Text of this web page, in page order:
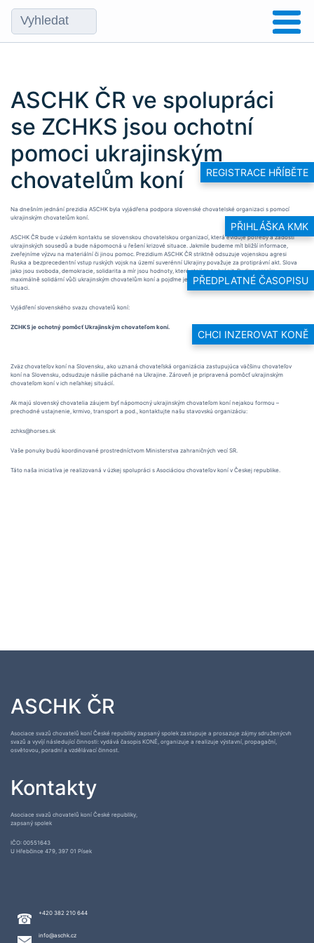
REGISTRACE HŘÍBĚTE
PŘIHLÁŠKA KMK
PŘEDPLATNÉ ČASOPISU
CHCI INZEROVAT KONĚ
ASCHK ČR ve spolupráci
se ZCHKS jsou ochotní
pomoci ukrajinským
chovatelům koní
Na dnešním jednání prezidia ASCHK byla vyjádřena podpora slovenské chovatelské organizaci s pomocí
ukrajinským chovatelům koní.
ASCHK ČR bude v úzkém kontaktu se slovenskou chovatelskou organizací, která eviduje potřeby a žádosti
ukrajinských sousedů a bude nápomocná u řešení krizové situace. Jakmile budeme mít bližší informace,
zveřejníme výzvu na materiální či jinou pomoc. Prezidium ASCHK ČR striktně odsuzuje vojenskou agresi
Ruska a bezprecedentní vstup ruských vojsk na území suverénní Ukrajiny považuje za protiprávní akt. Slova
jako jsou svoboda, demokracie, solidarita a mír jsou hodnoty, které stojí za to bránit. Buďme prosím
maximálně solidární vůči ukrajinským chovatelům koní a pojďme je společnými silami podpořit v nelehké
situaci.
Vyjádření slovenského svazu chovatelů koní:
ZCHKS je ochotný pomôcť Ukrajinským chovateľom koní.
Zväz chovateľov koní na Slovensku, ako uznaná chovateľská organizácia zastupujúca väčšinu chovateľov
koní na Slovensku, odsudzuje násilie páchané na Ukrajine. Zároveň je pripravená pomôcť ukrajinským
chovateľom koní v ich neľahkej situácií.
Ak majú slovenský chovatelia záujem byť nápomocný ukrajinským chovateľom koní nejakou formou –
prechodné ustajnenie, krmivo, transport a pod., kontaktujte našu stavovskú organizáciu:
zchks@horses.sk
Vaše ponuky budú koordinované prostredníctvom Ministerstva zahraničných vecí SR.
Táto naša iniciatíva je realizovaná v úzkej spolupráci s Asociáciou chovateľov koní v Českej republike.
ASCHK ČR
Asociace svazů chovatelů koní České republiky zapsaný spolek zastupuje a prosazuje zájmy sdruženýcvh
svazů a vyvíjí následující činnosti: vydává časopis KONĚ, organizuje a realizuje výstavní, propagační,
osvětovou, poradní a vzdělávací činnost.
Kontakty
Asociace svazů chovatelů koní České republiky,
zapsaný spolek
IČO: 00551643
U Hřebčince 479, 397 01 Písek
+420 382 210 644
info@aschk.cz